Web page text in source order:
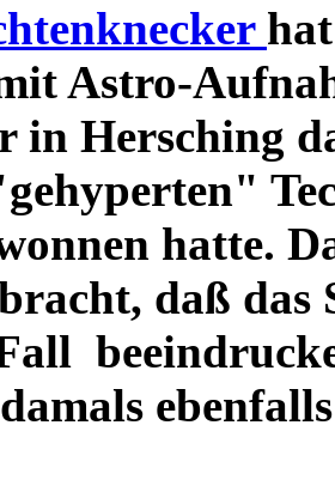
Astro-
in Hersching
hatte.
daß das